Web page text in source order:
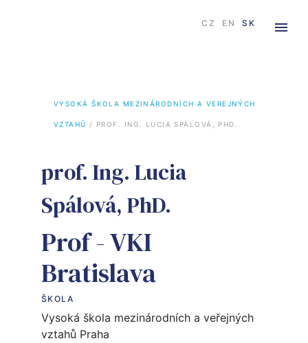
CZ SK
EN
VYSOKÁ ŠKOLA MEZINÁRODNÍCH A VEREJNÝCH
VZTAHŮ / PROF. ING. LUCIA SPÁLOVÁ, PHD.
prof. Ing. Lucia
Spálová, PhD.
Prof - VKI
Bratislava
ŠKOLA
Vysoká škola mezinárodních a veřejných
vztahů Praha